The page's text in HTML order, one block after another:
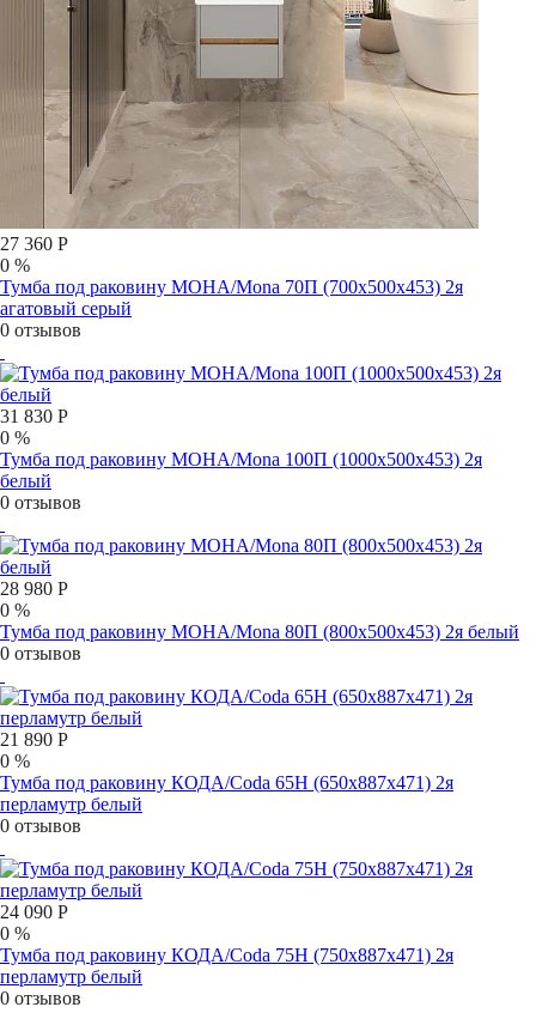
27 360 Р
0 %
Тумба под раковину МОНА/Mona 70П (700х500х453) 2я
агатовый серый
0 отзывов
31 830 Р
0 %
Тумба под раковину МОНА/Mona 100П (1000х500х453) 2я
белый
0 отзывов
28 980 Р
0 %
Тумба под раковину МОНА/Mona 80П (800х500х453) 2я белый
0 отзывов
21 890 Р
0 %
Тумба под раковину КОДА/Coda 65Н (650х887х471) 2я
перламутр белый
0 отзывов
24 090 Р
0 %
Тумба под раковину КОДА/Coda 75Н (750х887х471) 2я
перламутр белый
0 отзывов